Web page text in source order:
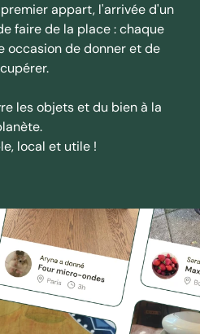
appart, l'arrivée d'un
faire de la place : chaque
occasion de donner et de
les objets et du bien à la
local et utile !